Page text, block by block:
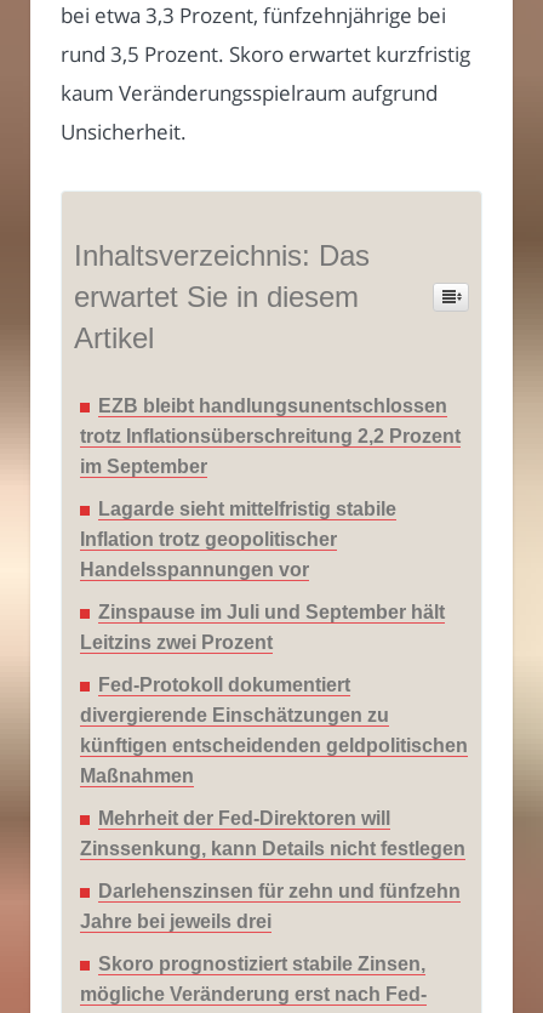
bei etwa 3,3 Prozent, fünfzehnjährige bei
rund 3,5 Prozent. Skoro erwartet kurzfristig
kaum Veränderungsspielraum aufgrund
Unsicherheit.
Inhaltsverzeichnis: Das
erwartet Sie in diesem
Artikel
EZB bleibt handlungsunentschlossen
trotz Inflationsüberschreitung 2,2 Prozent
im September
Lagarde sieht mittelfristig stabile
Inflation trotz geopolitischer
Handelsspannungen vor
Zinspause im Juli und September hält
Leitzins zwei Prozent
Fed-Protokoll dokumentiert
divergierende Einschätzungen zu
künftigen entscheidenden geldpolitischen
Maßnahmen
Mehrheit der Fed-Direktoren will
Zinssenkung, kann Details nicht festlegen
Darlehenszinsen für zehn und fünfzehn
Jahre bei jeweils drei
Skoro prognostiziert stabile Zinsen,
mögliche Veränderung erst nach Fed-